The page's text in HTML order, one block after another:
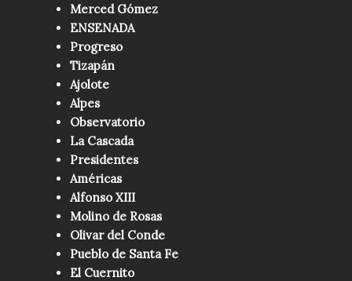
Merced Gómez
ENSENADA
Progreso
Tizapán
Ajolote
Alpes
Observatorio
La Cascada
Presidentes
Américas
Alfonso XIII
Molino de Rosas
Olivar del Conde
Pueblo de Santa Fe
El Cuernito